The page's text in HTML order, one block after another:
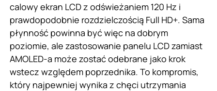
calowy ekran LCD z odświeżaniem 120 Hz i
prawdopodobnie rozdzielczością Full HD+. Sama
płynność powinna być więc na dobrym
poziomie, ale zastosowanie panelu LCD zamiast
AMOLED-a może zostać odebrane jako krok
wstecz względem poprzednika. To kompromis,
który najpewniej wynika z chęci utrzymania